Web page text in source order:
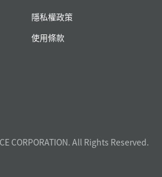
隱私權政策
使用條款
CORPORATION. All Rights Reserved.